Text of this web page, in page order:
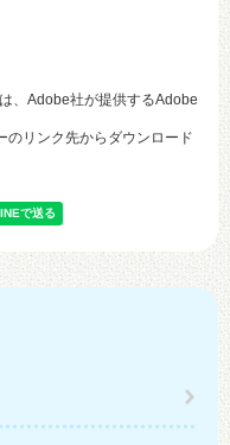
、Adobe社が提供するAdobe
リンク先からダウンロード